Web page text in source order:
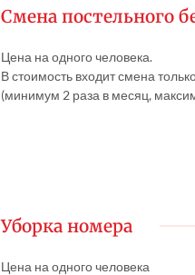
Смена постельного
Цена на одного человека.
В стоимость входит смена
(минимум 2 раза в месяц,
Уборка номера
Цена на одного человека